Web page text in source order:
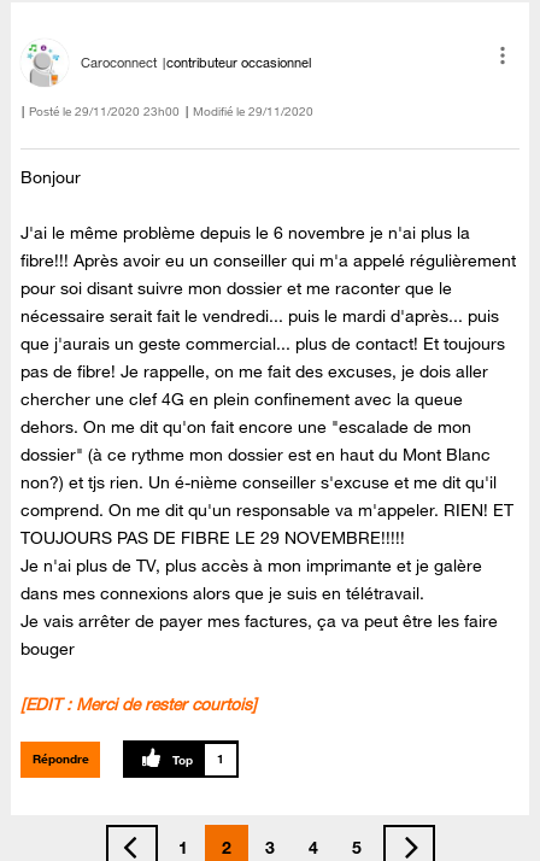
Caroconnect contributeur occasionnel
Posté le ‎29/11/2020 23h00 Modifié le 29/11/2020
Bonjour
J'ai le même problème depuis le 6 novembre je n'ai plus la
fibre!!! Après avoir eu un conseiller qui m'a appelé régulièrement
pour soi disant suivre mon dossier et me raconter que le
nécessaire serait fait le vendredi... puis le mardi d'après... puis
que j'aurais un geste commercial... plus de contact! Et toujours
pas de fibre! Je rappelle, on me fait des excuses, je dois aller
chercher une clef 4G en plein confinement avec la queue
dehors. On me dit qu'on fait encore une "escalade de mon
dossier" (à ce rythme mon dossier est en haut du Mont Blanc
non?) et tjs rien. Un é-nième conseiller s'excuse et me dit qu'il
comprend. On me dit qu'un responsable va m'appeler. RIEN! ET
TOUJOURS PAS DE FIBRE LE 29 NOVEMBRE!!!!!
Je n'ai plus de TV, plus accès à mon imprimante et je galère
dans mes connexions alors que je suis en télétravail.
Je vais arrêter de payer mes factures, ça va peut être les faire
bouger
[EDIT : Merci de rester courtois]
Répondre 1
1 2 3 4 5